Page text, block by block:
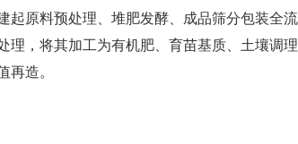
起原料预处理、堆肥发酵、成品筛分包装全
理，将其加工为有机肥、育苗基质、土壤调
再造。